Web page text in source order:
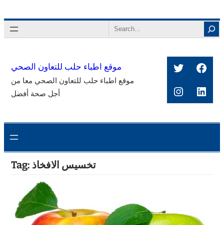
to
content
Search
موقع اطباء حلب للتعاون الصحي
موقع اطباء حلب للتعاون الصحي معا من
أجل صحة أفضل
Twitter
Tag: تخسيس الافخاذ